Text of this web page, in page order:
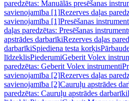
paredzētas: Manuālās presēšanas
savienojamība [1]Rezerves daļas
savienojamība [1]Presēšanas
daļas paredzētas: Presēšanas
apstrādes darbarīkiRezerves daļas
darbarīkiSpiediena testa korķis
līdzeklisPiederumiGeberit Volex
paredzētas: Geberit Volex instrumenti
savienojamība [2]Rezerves daļas
savienojamība [2]Cauruļu apstrādes
paredzētas: Cauruļu apstrādes darbarīki